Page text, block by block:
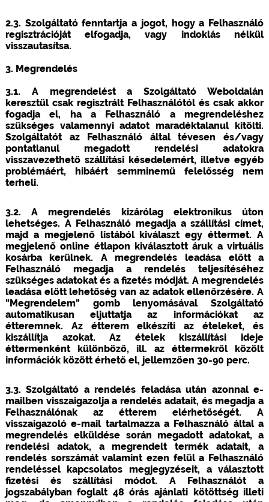
2.3. Szolgáltató fenntartja a jogot, hogy a Felhasználó
regisztrációját elfogadja, vagy indoklás nélkül
visszautasítsa.
3. Megrendelés
3.1. A megrendelést a Szolgáltató Weboldalán
keresztül csak regisztrált Felhasználótól és csak akkor
fogadja el, ha a Felhasználó a megrendeléshez
szükséges valamennyi adatot maradéktalanul kitölti.
Szolgáltatót az Felhasználó által tévesen és/vagy
pontatlanul megadott rendelési adatokra
visszavezethető szállítási késedelemért, illetve egyéb
problémáért, hibáért semminemű felelősség nem
terheli.
3.2. A megrendelés kizárólag elektronikus úton
lehetséges. A Felhasználó megadja a szállítási címet,
majd a megjelenő listából kiválaszt egy éttermet. A
megjelenő online étlapon kiválasztott áruk a virtuális
kosárba kerülnek. A megrendelés leadása előtt a
Felhasználó megadja a rendelés teljesítéséhez
szükséges adatokat és a fizetés módját. A megrendelés
leadása előtt lehetőség van az adatok ellenőrzésére. A
"Megrendelem" gomb lenyomásával Szolgáltató
automatikusan eljuttatja az információkat az
étteremnek. Az étterem elkészíti az ételeket, és
kiszállítja azokat. Az ételek kiszállítási ideje
éttermenként különböző, ill. az éttermekről közölt
információk között érhető el, jellemzően 30-90 perc.
3.3. Szolgáltató a rendelés feladása után azonnal e-
mailben visszaigazolja a rendelés adatait, és megadja a
Felhasználónak az étterem elérhetőségét. A
visszaigazoló e-mail tartalmazza a Felhasználó által a
megrendelés elküldése során megadott adatokat, a
rendelési adatok, a megrendelt termék adatait, a
rendelés sorszámát valamint ezen felül a Felhasználó
rendeléssel kapcsolatos megjegyzéseit, a választott
fizetési és szállítási módot. A Felhasználót a
jogszabályban foglalt 48 órás ajánlati kötöttség illeti